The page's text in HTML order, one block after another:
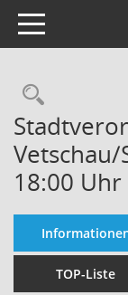
Toggle navigation
18:00 Uhr
TOP-Liste